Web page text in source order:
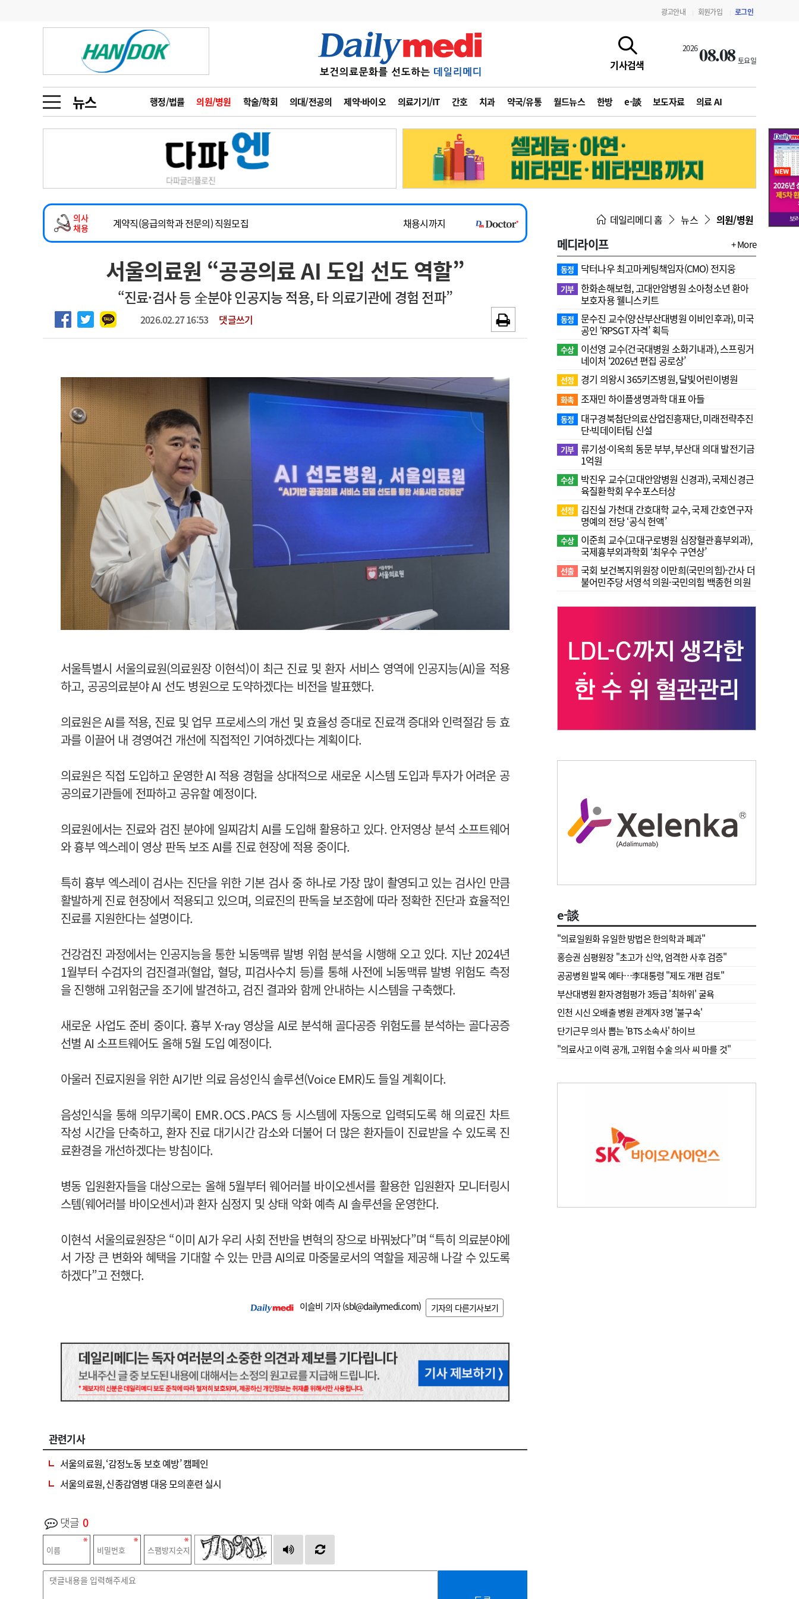
광고안내 회원가입 로그인
기사검색
202608.08 토요일
뉴스 행정/법률 의원/병원 학술/학회 의대/전공의 제약·바이오 의료기기/IT 간호 치과 약국/유통 월드뉴스 한방 e-談 보도자료 의료 AI
금주의 검색어
1
의사인력 수급 추계
2
성분명 처방
3
AI의료
4
전공의 모집 결과
6
관리급여 실시
지필공 지원책
수련환경 개선
의과대학 입시
인사 사고
오피니언 수첩
인물 초대석 피플
동영상뉴스
포토뉴스
메디 Hospital 지역병원 중소병원
인포메이션 행정처분 판례 정책/통계 공시 지침·기준·평가 약제급여 심사 결과
회사소개 법적고지 광고안내
의사
채용
2026년 하반기 인턴 모집
~2026-08-31
마취통증의학과 임기제 임상의사 채용
채용시까지
계약직(응급의학과 전문의) 직원모집
채용시까지
하반기 전공의(레지던트1년차) 모집
~2026-08-15
2026년 하반기 인턴 모집
~2026-08-31
마취통증의학과 임기제 임상의사 채용
채용시까지
서울의료원 “공공의료 AI 도입 선도 역할”
“진료·검사 등 全분야 인공지능 적용, 타 의료기관에 경험 전파”
2026.02.27 16:53 댓글쓰기
서울특별시 서울의료원(의료원장 이현석)이 최근 진료 및 환자 서비스 영역에 인공지능(AI)을 적용
하고, 공공의료분야 AI 선도 병원으로 도약하겠다는 비전을 발표했다.
의료원은 AI를 적용, 진료 및 업무 프로세스의 개선 및 효율성 증대로 진료객 증대와 인력절감 등 효
과를 이끌어 내 경영여건 개선에 직접적인 기여하겠다는 계획이다.
의료원은 직접 도입하고 운영한 AI 적용 경험을 상대적으로 새로운 시스템 도입과 투자가 어려운 공
공의료기관들에 전파하고 공유할 예정이다.
의료원에서는 진료와 검진 분야에 일찌감치 AI를 도입해 활용하고 있다. 안저영상 분석 소프트웨어
와 흉부 엑스레이 영상 판독 보조 AI를 진료 현장에 적용 중이다.
특히 흉부 엑스레이 검사는 진단을 위한 기본 검사 중 하나로 가장 많이 촬영되고 있는 검사인 만큼
활발하게 진료 현장에서 적용되고 있으며, 의료진의 판독을 보조함에 따라 정확한 진단과 효율적인
진료를 지원한다는 설명이다.
건강검진 과정에서는 인공지능을 통한 뇌동맥류 발병 위험 분석을 시행해 오고 있다. 지난 2024년
1월부터 수검자의 검진결과(혈압, 혈당, 피검사수치 등)를 통해 사전에 뇌동맥류 발병 위험도 측정
을 진행해 고위험군을 조기에 발견하고, 검진 결과와 함께 안내하는 시스템을 구축했다.
새로운 사업도 준비 중이다. 흉부 X-ray 영상을 AI로 분석해 골다공증 위험도를 분석하는 골다공증
선별 AI 소프트웨어도 올해 5월 도입 예정이다.
아울러 진료지원을 위한 AI기반 의료 음성인식 솔루션(Voice EMR)도 들일 계획이다.
음성인식을 통해 의무기록이 EMR․OCS․PACS 등 시스템에 자동으로 입력되도록 해 의료진 차트
작성 시간을 단축하고, 환자 진료 대기시간 감소와 더불어 더 많은 환자들이 진료받을 수 있도록 진
료환경을 개선하겠다는 방침이다.
병동 입원환자들을 대상으로는 올해 5월부터 웨어러블 바이오센서를 활용한 입원환자 모니터링시
스템(웨어러블 바이오센서)과 환자 심정지 및 상태 악화 예측 AI 솔루션을 운영한다.
이현석 서울의료원장은 “이미 AI가 우리 사회 전반을 변혁의 장으로 바꿔놨다”며 “특히 의료분야에
서 가장 큰 변화와 혜택을 기대할 수 있는 만큼 AI의료 마중물로서의 역할을 제공해 나갈 수 있도록
하겠다”고 전했다.
이슬비 기자 (sbl@dailymedi.com) 기자의 다른기사보기
관련기사
서울의료원, ‘감정노동 보호 예방’ 캠페인
서울의료원, 신종감염병 대응 모의훈련 실시
댓글 0
데일리메디 홈 뉴스 의원/병원
메디라이프 + More
동정 닥터나우 최고마케팅책임자(CMO) 전지웅
기부 한화손해보험, 고대안암병원 소아청소년 환아
보호자용 웰니스키트
동정
문수진 교수( 양산부산대병원 이비인후과), 미국
공인 ‘RPSGT 자격’ 획득
수상
이선영 교수(건국대병원 소화기내과), 스프링거
네이처 ‘2026년 편집 공로상’
선정 경기 의왕시 365키즈병원, 달빛어린이병원
화촉 조재민 하이플생명과학 대표 아들
동정
대구경북첨단의료산업진흥재단, 미래전략추진
단·빅데이터팀 신설
기부 류기성·이옥희 동문 부부, 부산대 의대 발전기금
1억원
수상
박진우 교수(고대안암병원 신경과), 국제신경근
육질환학회 우수포스터상
선정
김진실 가천대 간호대학 교수, 국제 간호연구자
명예의 전당 ‘공식 헌액’
수상
이준희 교수(고대구로병원 심장혈관흉부외과),
국제흉부외과학회 ‘최우수 구연상’
선출 국회 보건복지위원장 이만희(국민의힘)-간사 더
불어민주당 서영석 의원·국민의힘 백종헌 의원
e-談
"의료일원화 유일한 방법은 한의학과 폐과"
홍승권 심평원장 " 초고가 신약, 엄격한 사후 검증"
공공병원 발목 예타…李대통령 "제도 개편 검토"
부산대병원 환자경험평가 3등급 '최하위' 굴욕
인천 시신 오배출 병원 관계자 3명 '불구속'
단기근무 의사 뽑는 'BTS 소속사' 하이브
"의료사고 이력 공개, 고위험 수술 의사 씨 마를 것"